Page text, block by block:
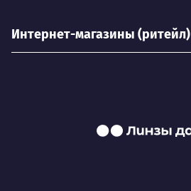
Интернет-магазины (ритейл)